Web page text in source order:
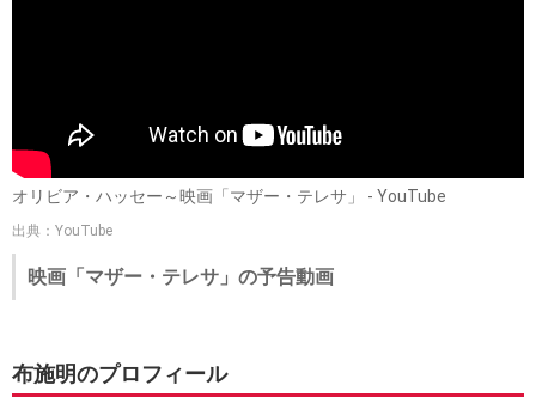
オリビア・ハッセー～映画「マザー・テレサ」 - YouTube
出典：YouTube
映画「マザー・テレサ」の予告動画
布施明のプロフィール